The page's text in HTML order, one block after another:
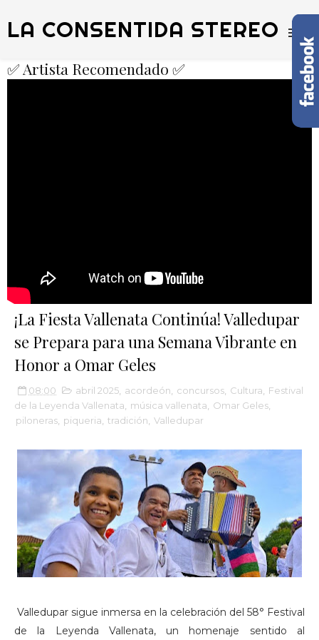
LA CONSENTIDA STEREO
✅ Artista Recomendado ✅
¡La Fiesta Vallenata Continúa! Valledupar
se Prepara para una Semana Vibrante en
Honor a Omar Geles
08:00 abril 2025 acordeón concursos Cultura
Festival
de la Leyenda Vallenata
música vallenata Omar Geles
piloneras piqueria tradición Valledupar
Valledupar sigue inmersa en la celebración del 58° Festival
de la Leyenda Vallenata, un homenaje sentido al